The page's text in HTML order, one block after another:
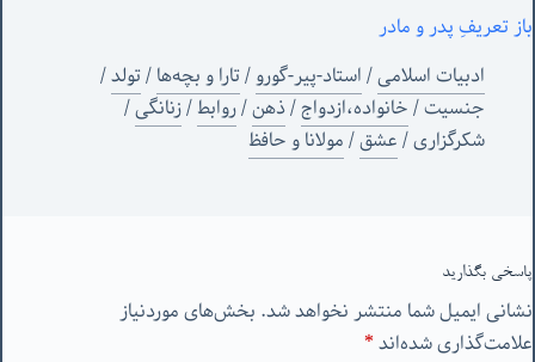
باز تعریفِ پدر و مادر
ادبیات اسلامی/استاد-پیر-گورو/تارا و بچه‌ها/تولد/
جنسیت/خانواده،ازدواج/ذهن/روابط/زنانگی/
شکرگزاری/عشق/مولانا و حافظ
پاسخی بگذارید
نشانی ایمیل شما منتشر نخواهد شد. بخش‌های موردنیاز
علامت‌گذاری شده‌اند*